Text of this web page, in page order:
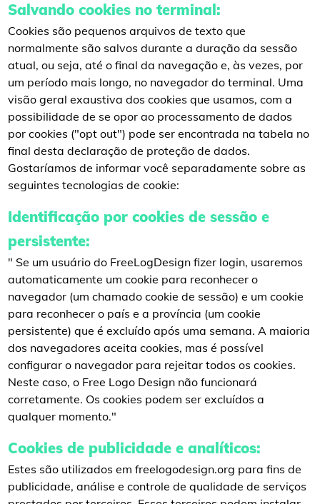
Salvando cookies no terminal:
Cookies são pequenos arquivos de texto que
normalmente são salvos durante a duração da sessão
atual, ou seja, até o final da navegação e, às vezes, por
um período mais longo, no navegador do terminal. Uma
visão geral exaustiva dos cookies que usamos, com a
possibilidade de se opor ao processamento de dados
por cookies ("opt out") pode ser encontrada na tabela no
final desta declaração de proteção de dados.
Gostaríamos de informar você separadamente sobre as
seguintes tecnologias de cookie:
Identificação por cookies de sessão e
persistente:
" Se um usuário do FreeLogDesign fizer login, usaremos
automaticamente um cookie para reconhecer o
navegador (um chamado cookie de sessão) e um cookie
para reconhecer o país e a província (um cookie
persistente) que é excluído após uma semana. A maioria
dos navegadores aceita cookies, mas é possível
configurar o navegador para rejeitar todos os cookies.
Neste caso, o Free Logo Design não funcionará
corretamente. Os cookies podem ser excluídos a
qualquer momento."
Cookies de publicidade e analíticos:
Estes são utilizados em freelogodesign.org para fins de
publicidade, análise e controle de qualidade de serviços